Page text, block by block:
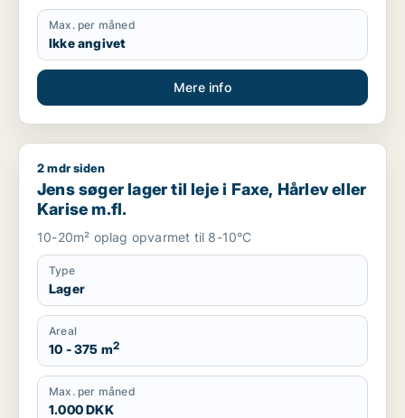
Max. per måned
Ikke angivet
Mere info
Jens søger lager til leje i Faxe, Hårlev eller Karise m.fl.
2 mdr siden
Jens søger lager til leje i Faxe, Hårlev eller
Karise m.fl.
10-20m² oplag opvarmet til 8-10°C
Type
Lager
Areal
10 - 375 m2
Max. per måned
1.000 DKK